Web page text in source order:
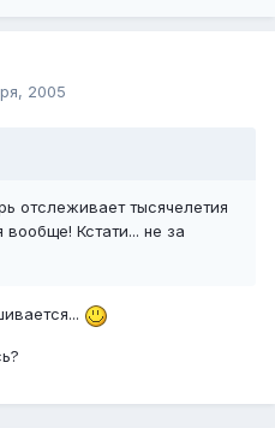
2005
отслеживает тысячелетия
Кстати... не за